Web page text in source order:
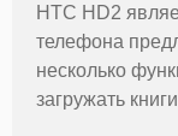
HTC HD2
телефона
несколько
загружать